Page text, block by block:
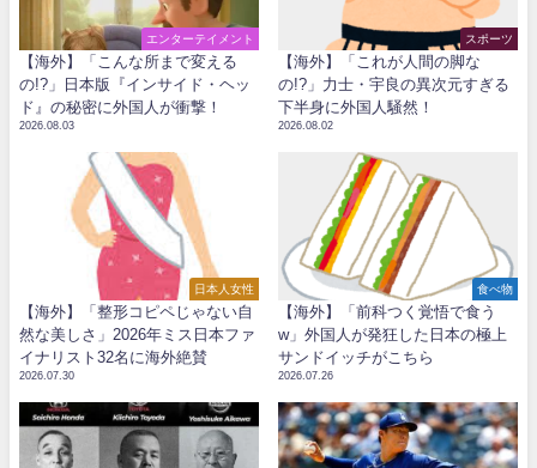
エンターテイメント
【海外】「こんな所まで変える
の!?」日本版『インサイド・ヘッ
ド』の秘密に外国人が衝撃！
2026.08.03
スポーツ
【海外】「これが人間の脚な
の!?」力士・宇良の異次元すぎる
下半身に外国人騒然！
2026.08.02
日本人女性
【海外】「整形コピペじゃない自
然な美しさ」2026年ミス日本ファ
イナリスト32名に海外絶賛
2026.07.30
食べ物
【海外】「前科つく覚悟で食う
w」外国人が発狂した日本の極上
サンドイッチがこちら
2026.07.26